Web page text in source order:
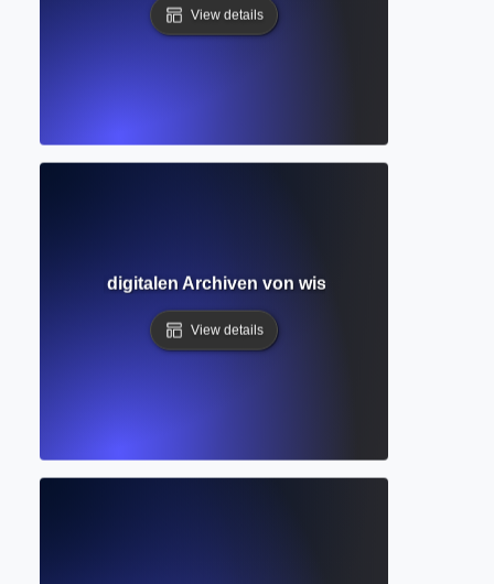
View details
zu digitalen Archiven von wissenschaftlichen
View details